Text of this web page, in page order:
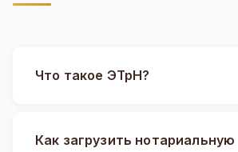
Что такое ЭТрН?
Как загрузить нотариальную